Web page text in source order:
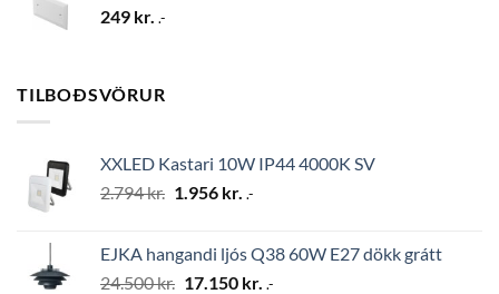
249 kr. .-
TILBOÐSVÖRUR
XXLED Kastari 10W IP44 4000K SV
2.794kr. Original
2.794 kr..
1.956 kr. Current
1.956 kr..
.-
EJKA hangandi ljós Q38 60W E27 dökk grátt
24.500kr. Original
17.150 kr. Current
.-